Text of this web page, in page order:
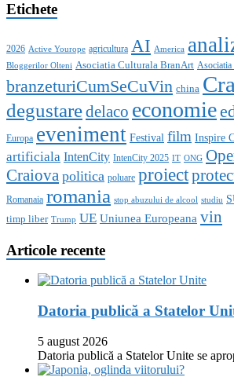
Etichete
2026 Active Yourope agricultura AI America
Bloggerilor Olteni Asociatia Culturala BranArt Asociatia
branzeturiCumSeCuVin china
degustaredelaco economie
Europa eveniment Festival film Inspire
artificiala IntenCity IntenCity 2025 IT ONG
Craiova politica poluare proiect
Romanaia romania stop abuzului de alcool studiu
timp liber Trump UE Uniunea Europeana vin
Articole recente
Datoria publică a Statelor
5 august 2026
Datoria publică a Statelor Unite se